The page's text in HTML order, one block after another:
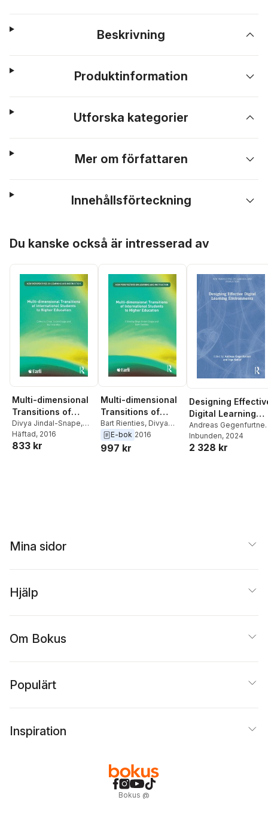
Beskrivning
Produktinformation
Utforska kategorier
Mer om författaren
Innehållsförteckning
Du kanske också är intresserad av
Multi-dimensional
Transitions of
International
Students to Higher
Education
Divya Jindal-Snape,
Bart Rienties
Häftad, 2016
833 kr
Multi-dimensional
Transitions of
International
Students to Higher
Education
Bart Rienties, Divya
Jindal-Snape
E-bok 2016
997 kr
Designing
Digital Learning
Environments
Andreas Gegenfurtner
Ingo Kollar
Inbunden, 2024
2 328 kr
Mina sidor
Hjälp
Om Bokus
Populärt
Inspiration
Bokus @